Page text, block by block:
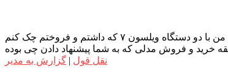
۷ که داشتم و فروختم چک کنم
خرید و فروش مدلی که به شما پیشنهاد دادن چی بوده
نقل قول | گزارش به مدیر